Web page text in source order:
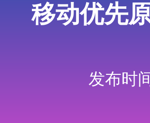
移动优先
发布时